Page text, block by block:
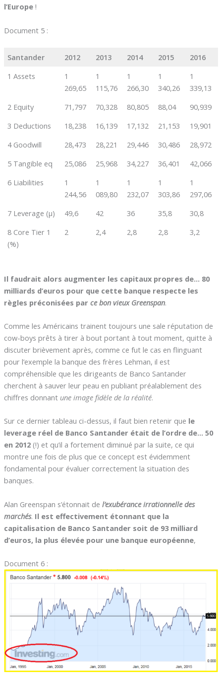
l’Europe !
Document 5 :
Santander 2012 2013 2014 2015
2016
1 Assets
1
269,65
1
115,76
1
266,30
1
340,26
1
339,13
2 Equity
71,797 70,328 80,805 88,04
90,939
3 Deductions
18,238 16,139 17,132 21,153
19,901
4 Goodwill
28,473 28,221 29,446 30,486
28,972
5 Tangible eq
25,086 25,968 34,227 36,401
42,066
6 Liabilities
1
244,56
1
089,80
1
232,07
1
303,86
1
297,06
7 Leverage (µ)
49,6 42 36 35,8
30,8
8 Core Tier 1
(%)
2 2,4 2,8 2,8 3,2
Il faudrait alors augmenter les capitaux propres de… 80
milliards d’euros pour que cette banque respecte les
règles préconisées par ce bon vieux Greenspan.
Comme les Américains trainent toujours une sale réputation de
cow-boys prêts à tirer à bout portant à tout moment, quitte à
discuter brièvement après, comme ce fut le cas en flinguant
pour l’exemple la banque des frères Lehman, il est
compréhensible que les dirigeants de Banco Santander
cherchent à sauver leur peau en publiant préalablement des
chiffres donnant une image fidèle de la réalité.
Sur ce dernier tableau ci-dessus, il faut bien retenir que le
leverage réel de Banco Santander était de l’ordre de… 50
en 2012 (!) et qu’il a fortement diminué par la suite, ce qui
montre une fois de plus que ce concept est évidemment
fondamental pour évaluer correctement la situation des
banques.
Alan Greenspan s’étonnait de l’exubérance irrationnelle des
marchés. Il est effectivement étonnant que la
capitalisation de Banco Santander soit de 93 milliard
d’euros, la plus élevée pour une banque européenne,
Document 6 :